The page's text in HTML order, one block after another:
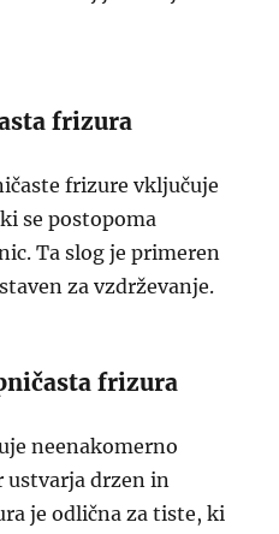
frizura
frizure vključuje
se postopoma
Ta slog je primeren
za vzdrževanje.
frizura
neenakomerno
ustvarja drzen in
je odlična za tiste, ki